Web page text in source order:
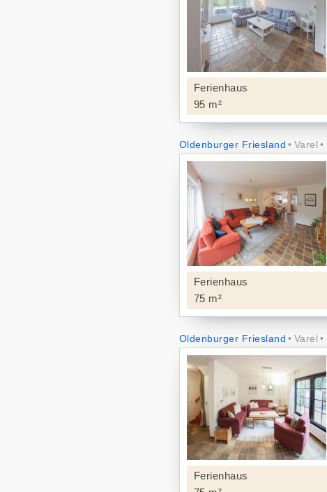
Ferienhaus
95 m²
Oldenburger Friesland Varel
Ferienhaus
75 m²
Oldenburger Friesland Varel
Ferienhaus